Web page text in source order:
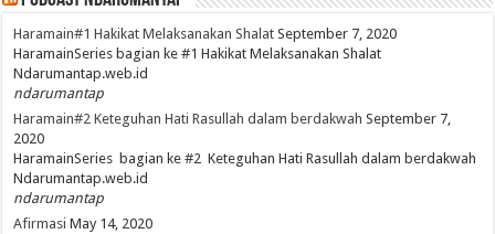
Haramain#1 Hakikat Melaksanakan Shalat September 7, 2020
HaramainSeries bagian ke #1 Hakikat Melaksanakan Shalat
Ndarumantap.web.id
ndarumantap
Haramain#2 Keteguhan Hati Rasullah dalam berdakwah September 7,
2020
HaramainSeries bagian ke #2 Keteguhan Hati Rasullah dalam berdakwah
Ndarumantap.web.id
ndarumantap
Afirmasi May 14, 2020